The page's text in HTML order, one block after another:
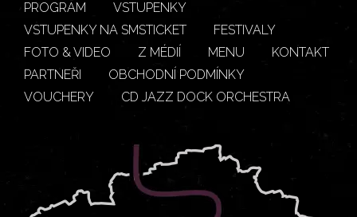
PROGRAM
VSTUPENKY
VSTUPENKY NA SMSTICKET
FESTIVALY
FOTO & VIDEO
Z MÉDIÍ MENU
KONTAKT
PARTNEŘI
OBCHODNÍ PODMÍNKY
VOUCHERY
CD JAZZ DOCK ORCHESTRA